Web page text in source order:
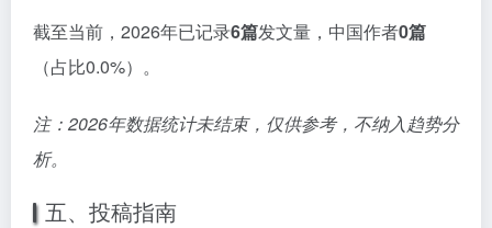
截至当前，2026年已记录6篇发文量，中国作者0篇
（占比0.0%）。
注：2026年数据统计未结束，仅供参考，不纳入趋势分
析。
五、投稿指南